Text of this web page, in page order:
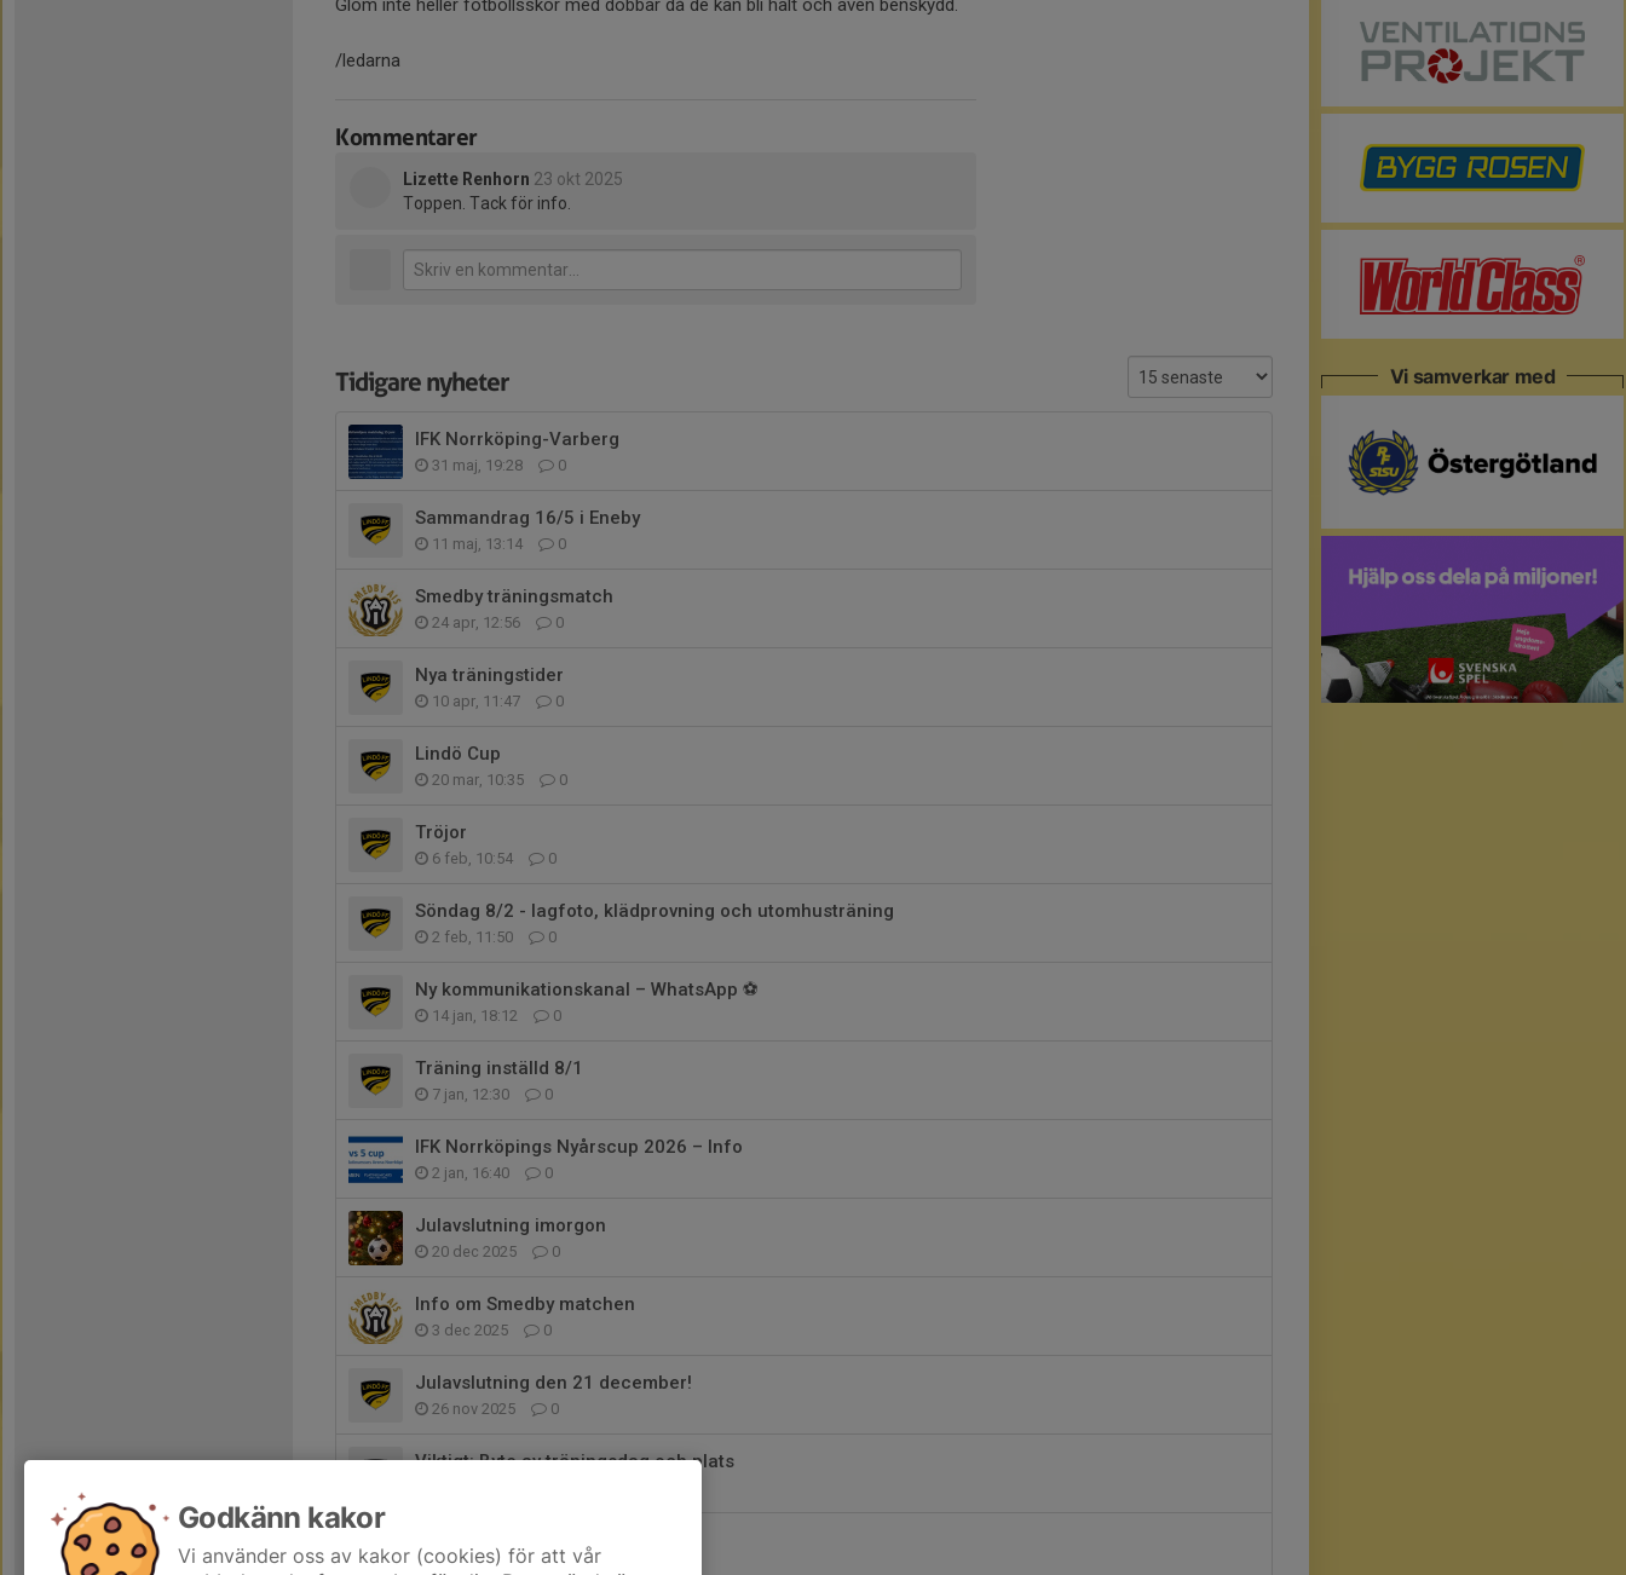
Glöm inte heller fotbollsskor med dobbar då de kan bli halt och även benskydd.
/ledarna
Kommentarer
Lizette Renhorn 23 okt 2025
Toppen. Tack för info.
Tidigare nyheter
IFK Norrköping-Varberg
31 maj, 19:28 0
Sammandrag 16/5 i Eneby
11 maj, 13:14 0
Smedby träningsmatch
24 apr, 12:56 0
Nya träningstider
10 apr, 11:47 0
Lindö Cup
20 mar, 10:35 0
Tröjor
6 feb, 10:54 0
Söndag 8/2 - lagfoto, klädprovning och utomhusträning
2 feb, 11:50 0
Ny kommunikationskanal – WhatsApp ⚽️
14 jan, 18:12 0
Träning inställd 8/1
7 jan, 12:30 0
IFK Norrköpings Nyårscup 2026 – Info
2 jan, 16:40 0
Julavslutning imorgon
20 dec 2025 0
Info om Smedby matchen
3 dec 2025 0
Julavslutning den 21 december!
26 nov 2025 0
Viktigt: Byte av träningsdag och plats
20 nov 2025 0
Vi samverkar med
Godkänn kakor
Vi använder oss av kakor (cookies) för att vår